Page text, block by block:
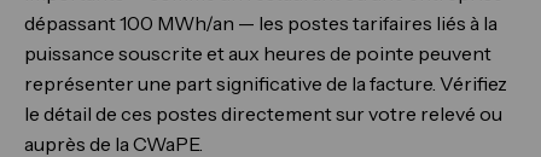
dépassant 100 MWh/an — les postes tarifaires liés à la
puissance souscrite et aux heures de pointe peuvent
représenter une part significative de la facture. Vérifiez
le détail de ces postes directement sur votre relevé ou
auprès de la CWaPE.